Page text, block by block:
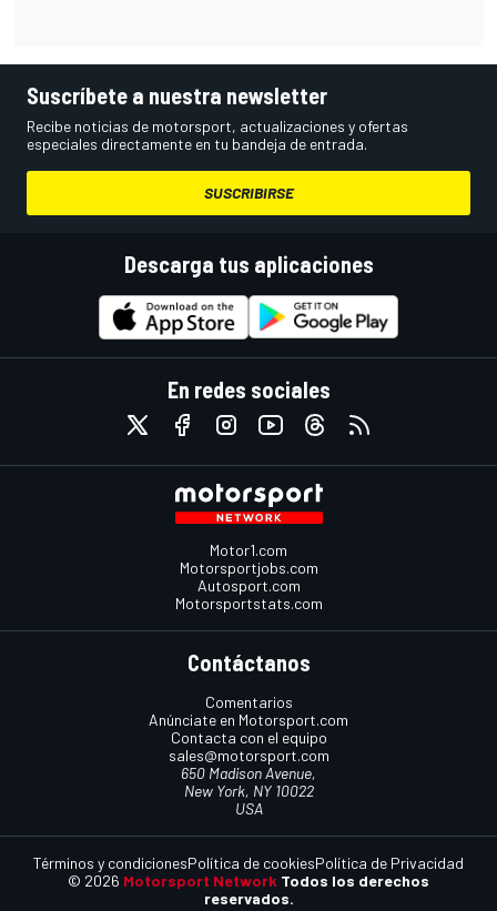
Suscríbete a nuestra newsletter
Recibe noticias de motorsport, actualizaciones y ofertas
especiales directamente en tu bandeja de entrada.
SUSCRIBIRSE
Descarga tus aplicaciones
En redes sociales
Motor1.com
Motorsportjobs.com
Autosport.com
Motorsportstats.com
Contáctanos
Comentarios
Anúnciate en Motorsport.com
Contacta con el equipo
sales@motorsport.com
650 Madison Avenue,
New York, NY 10022
USA
© 2026 Motorsport Network Todos los derechos
reservados.
Términos y condicionesPolítica de cookiesPolítica de Privacidad